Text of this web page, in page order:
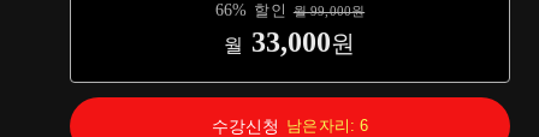
2-7 Mastering 다이버전스
14:30
66% 할인 월99,000원
월 33,000원
수강신청 남은자리: 6